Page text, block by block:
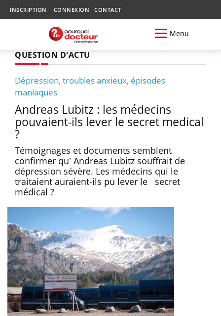
INSCRIPTION CONNEXION CONTACT
Menu
QUESTION D'ACTU
Dépression, troubles anxieux, épisodes
maniaques
Andreas Lubitz : les médecins
pouvaient-ils lever le secret medical
?
Témoignages et documents semblent
confirmer qu' Andreas Lubitz souffrait de
dépression sévère. Les médecins qui le
traitaient auraient-ils pu lever le secret
médical ?